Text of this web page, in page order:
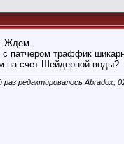
Ждем.
с патчером траффик
на счет Шейдерной воды?
раз редактировалось Abradox;